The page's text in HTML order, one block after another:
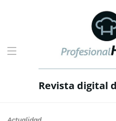
Revista digital